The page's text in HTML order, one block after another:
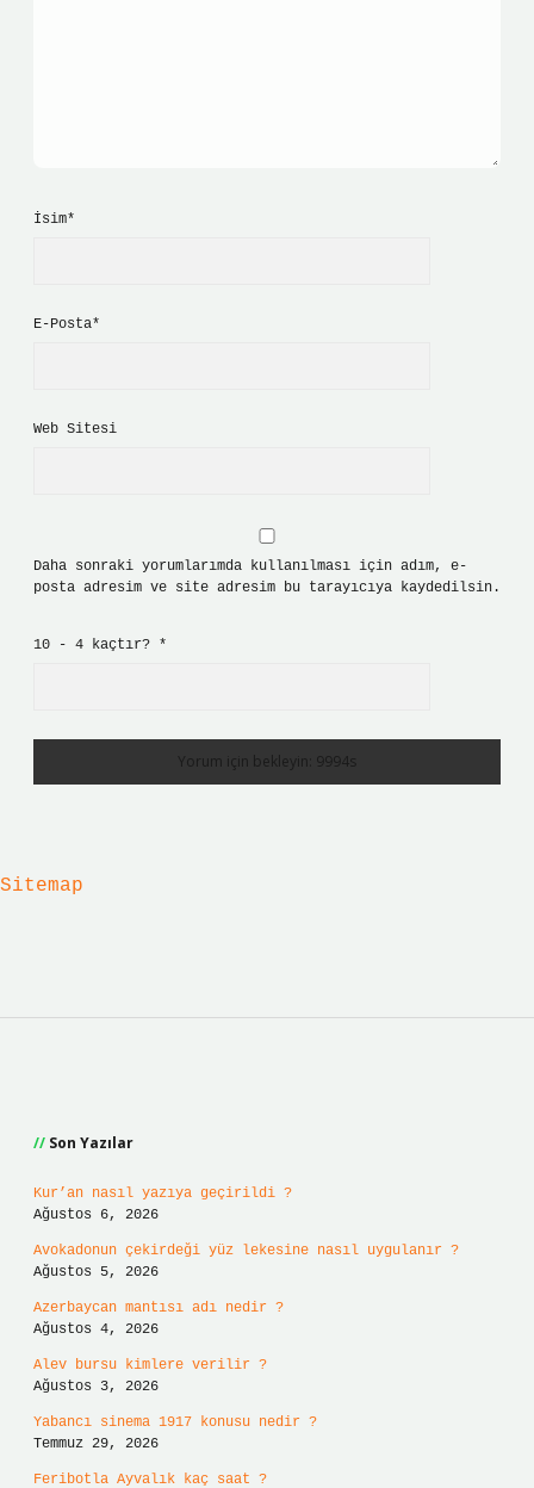
İsim*
E-Posta*
Web Sitesi
Daha sonraki yorumlarımda kullanılması için adım, e-
posta adresim ve site adresim bu tarayıcıya kaydedilsin.
10 - 4 kaçtır? *
Sitemap
Son Yazılar
Kur’an nasıl yazıya geçirildi ?
Ağustos 6, 2026
Avokadonun çekirdeği yüz lekesine nasıl uygulanır ?
Ağustos 5, 2026
Azerbaycan mantısı adı nedir ?
Ağustos 4, 2026
Alev bursu kimlere verilir ?
Ağustos 3, 2026
Yabancı sinema 1917 konusu nedir ?
Temmuz 29, 2026
Feribotla Ayvalık kaç saat ?